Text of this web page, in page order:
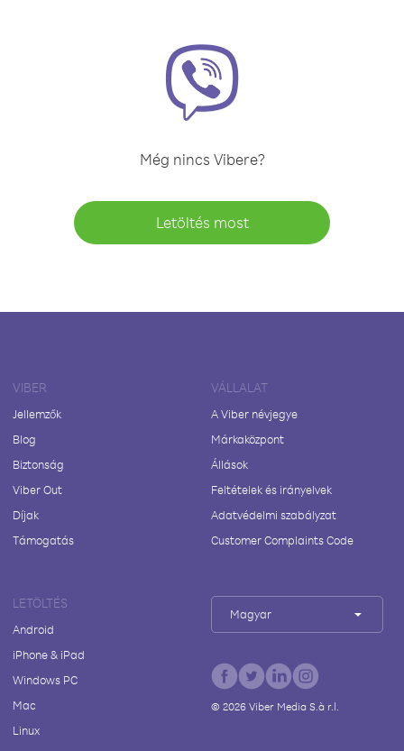
Még nincs Vibere?
Letöltés most
VIBER
Jellemzők
Blog
Biztonság
Viber Out
Díjak
Támogatás
VÁLLALAT
A Viber névjegye
Márkaközpont
Állások
Feltételek és irányelvek
Adatvédelmi szabályzat
Customer Complaints Code
LETÖLTÉS
Android
iPhone & iPad
Windows PC
Mac
Linux
Magyar
© 2026Viber Media S.à r.l.